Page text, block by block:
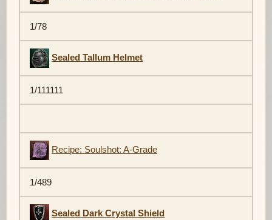
1/78
Sealed Tallum Helmet
1/111111
Recipe: Soulshot: A-Grade
1/489
Sealed Dark Crystal Shield